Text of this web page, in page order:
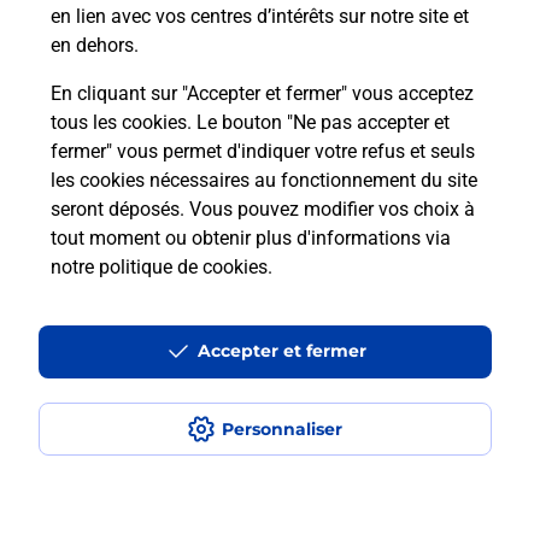
en lien avec vos centres d’intérêts sur notre site et
en dehors.
En cliquant sur "Accepter et fermer" vous acceptez
tous les cookies. Le bouton "Ne pas accepter et
fermer" vous permet d'indiquer votre refus et seuls
les cookies nécessaires au fonctionnement du site
seront déposés. Vous pouvez modifier vos choix à
tout moment ou obtenir plus d'informations via
notre politique de cookies.
Personnaliser
Accepter et fermer
ESCALQUENS
Accessibilité : partiellement conforme
Conditions contractuelles
Mentions légales